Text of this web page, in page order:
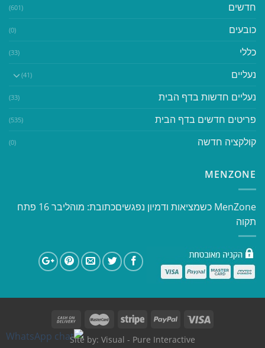
חדשים (601)
כובעים (0)
כללי (33)
נעליים (41)
נעליים חדשות בדף הבית (33)
פריטים חדשים בדף הבית (535)
קולקציה חדשה (0)
MENZONE
​​MenZone כשמציאות ודמיון נפגשים​ כתובת: מוהליבר 16 פתח
תקוה
Site by: Visual - Pure Interactive